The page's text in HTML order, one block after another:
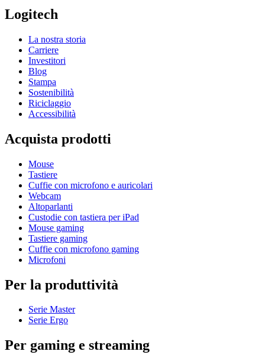
Logitech
La nostra storia
Carriere
Investitori
Blog
Stampa
Sostenibilità
Riciclaggio
Accessibilità
Acquista prodotti
Mouse
Tastiere
Cuffie con microfono e auricolari
Webcam
Altoparlanti
Custodie con tastiera per iPad
Mouse gaming
Tastiere gaming
Cuffie con microfono gaming
Microfoni
Per la produttività
Serie Master
Serie Ergo
Per gaming e streaming